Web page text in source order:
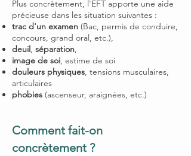
Plus concrètement, l'EFT apporte une aide
précieuse dans les situation suivantes :
trac d'un examen (Bac, permis de conduire,
concours, grand oral, etc.),
deuil, séparation,
image de soi, estime de soi
douleurs physiques, tensions musculaires,
articulaires
phobies (ascenseur, araignées, etc.)
Comment fait-on
concrètement ?